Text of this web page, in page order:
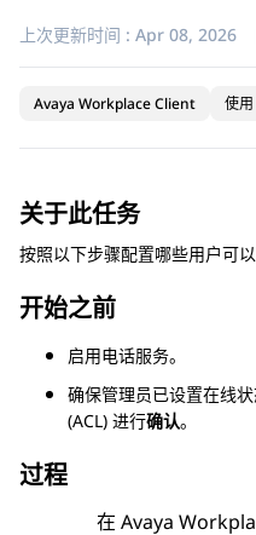
上次更新时间 : Apr 08, 2026
Avaya Workplace Client 使用
关于此任务
按照以下步骤配置哪些用户可
开始之前
启用电话服务。
确保管理员已设置在线
(ACL) 进行确认。
过程
在 Avaya